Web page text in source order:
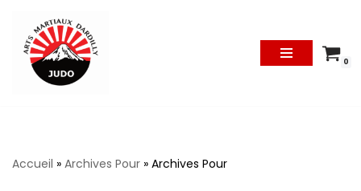
Aller
Contenu
0
Accueil » Archives Pour » Archives Pour